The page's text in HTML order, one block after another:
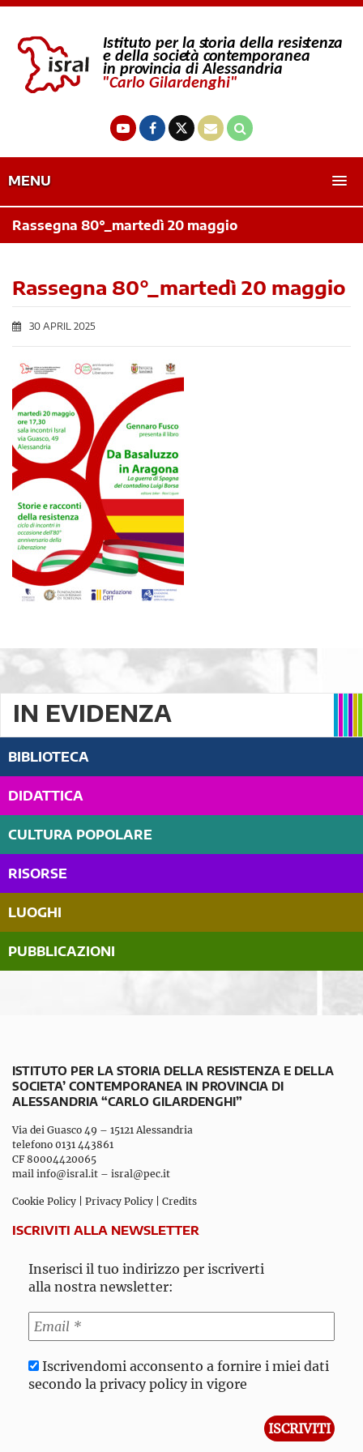
MENU
Rassegna 80°_martedì 20 maggio
Rassegna 80°_martedì 20 maggio
30 APRIL 2025
IN EVIDENZA
BIBLIOTECA
DIDATTICA
CULTURA POPOLARE
RISORSE
LUOGHI
PUBBLICAZIONI
ISTITUTO PER LA STORIA DELLA RESISTENZA E DELLA
SOCIETA’ CONTEMPORANEA IN PROVINCIA DI
ALESSANDRIA “CARLO GILARDENGHI”
Via dei Guasco 49 – 15121 Alessandria
telefono 0131 443861
CF 80004420065
mail info@isral.it – isral@pec.it
Cookie Policy Privacy Policy Credits
ISCRIVITI ALLA NEWSLETTER
Inserisci il tuo indirizzo per iscriverti
alla nostra newsletter:
Iscrivendomi acconsento a fornire i miei dati
secondo la privacy policy in vigore